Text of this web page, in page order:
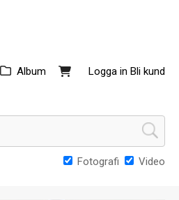
Logga in Bli kund
Album
Fotografi Video